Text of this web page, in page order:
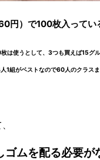
円）で100枚入ってい
枚は使うとして、 3つも買えば15グ
人1組がベストなので60人のクラス
ゴムを配る必要が